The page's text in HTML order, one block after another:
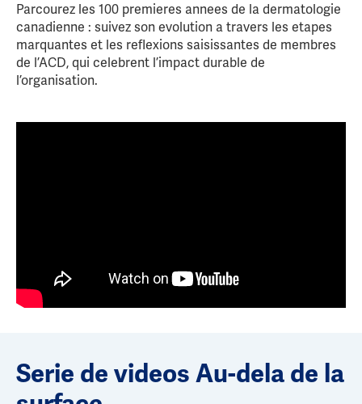
Parcourez les 100 premieres annees de la dermatologie
canadienne : suivez son evolution a travers les etapes
marquantes et les reflexions saisissantes de membres
de l’ACD, qui celebrent l’impact durable de
l’organisation.
Serie de videos Au-dela de la